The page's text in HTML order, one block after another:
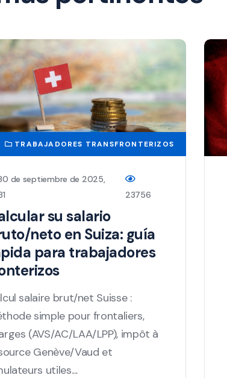
TRABAJADORES TRANSFRONTERIZOS
de septiembre de 2025,
23756
su salario
neto en Suiza: guía
para trabajadores
salaire brut/net Suisse :
simple pour frontaliers,
(AVS/AC/LAA/LPP), impôt à
Genève/Vaud et
utiles....